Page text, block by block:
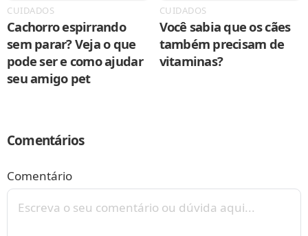
CUIDADOS
Cachorro espirrando
sem parar? Veja o que
pode ser e como ajudar
seu amigo pet
CUIDADOS
Você sabia que os cães
também precisam de
vitaminas?
Comentários
Comentário